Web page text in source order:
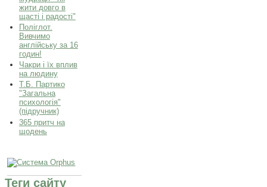
жити довго в
щасті і радості"
Поліглот.
Вивчимо
англійську за 16
годин!
Чакри і їх вплив
на людину
Т.Б. Партико
"Загальна
психологія"
(підручник)
365 притч на
щодень
Теги сайту